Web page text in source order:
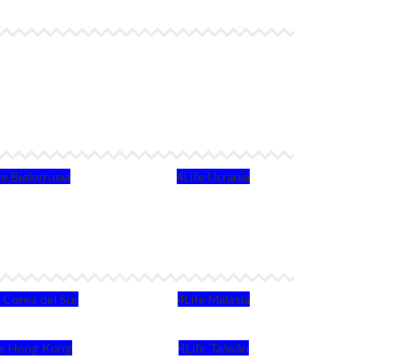
Bielorrusia 4Life Ucrania
del Sur 4Life Malasia
Hong Kong 4Life Taiwán